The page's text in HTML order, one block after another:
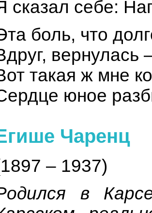
сказал себе:
боль, что
вернулась
такая ж мне
юное
Чаренц
– 1937)
в